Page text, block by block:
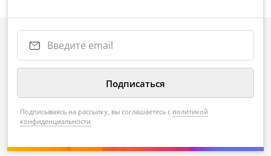
Подписываясь на рассылку, вы соглашаетесь с политикой
конфиденциальности